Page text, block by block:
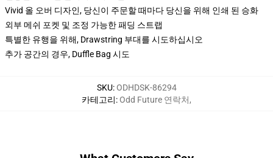
Vivid 올 오버 디자인, 당신이 주문할 때마다 당신을 위해 인쇄 된 승화
외부 메쉬 포켓 및 조정 가능한 패딩 스트랩
특별한 유행을 위해, Drawstring 부대를 시도하십시오
추가 공간의 경우, Duffle Bag 시도
SKU:ODHDSK-86294
카테고리:Odd Future 연락처,